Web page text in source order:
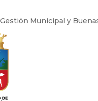
Gestión Municipal y